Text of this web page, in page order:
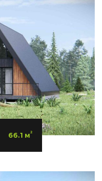
66.1 м²